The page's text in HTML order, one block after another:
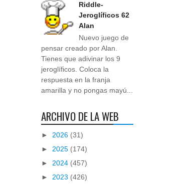
Riddle-
Jeroglíficos 62
Alan
Nuevo juego de
pensar creado por Alan.
Tienes que adivinar los 9
jeroglíficos. Coloca la
respuesta en la franja
amarilla y no pongas mayú...
ARCHIVO DE LA WEB
► 2026 (31)
► 2025 (174)
► 2024 (457)
► 2023 (426)